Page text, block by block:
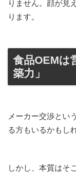
りません。顔が見
ります。
食品OEMは
築力」
メーカー交渉とい
る方もいるかもし
しかし、本質はそ